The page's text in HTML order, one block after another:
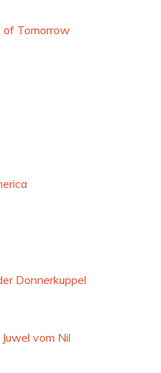
of Tomorrow
Donnerkuppel
vom Nil